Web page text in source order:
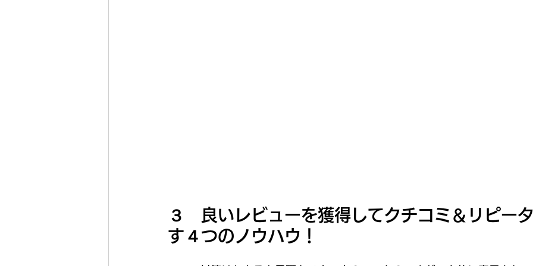
３　良いレビューを獲得してクチコミ＆リピー
す４つのノウハウ！